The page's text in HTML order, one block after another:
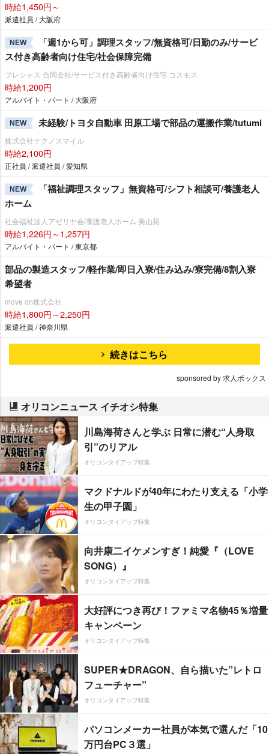
時給1,450円～
派遣社員 / 大阪府
NEW
「週1から可」調理スタッフ/無資格可/日勤のみ/サービ
ス付き高齢者向け住宅/社会保障完備
プレシャス 合同会社/サービス付き高齢者向け住宅 コスモス
時給1,200円
アルバイト・パート / 大阪府
NEW 未経験/トヨタ自動車 田原工場で部品の運搬作業/tutumi
株式会社テクノスマイル
時給2,100円
正社員 / 派遣社員 / 愛知県
NEW
「福祉調理スタッフ」無資格可/シフト相談可/養護老人
ホーム
社会福祉法人アゼリヤ会/養護老人ホーム 美山苑
時給1,226円～1,257円
アルバイト・パート / 東京都
部品の製造スタッフ/軽作業/即日入寮/住み込み/寮完備/8割入寮
希望者
move on株式会社
時給1,800円～2,250円
派遣社員 / 神奈川県
続きはこちら
sponsored by 求人ボックス
オリコンニュース イチオシ特集
川島海荷さんと学ぶ 日常に潜む“人身取
引”のリアル
オリコンタイアップ特集
マクドナルドが40年にわたり支える「小学
生の甲子園」
オリコンタイアップ特集
向井康二イケメンすぎ！純愛『（LOVE
SONG）』
オリコンタイアップ特集
大好評につき再び！ファミマ名物45％増量
キャンペーン
オリコンタイアップ特集
SUPER★DRAGON、自ら描いた”レトロ
フューチャー”
オリコンタイアップ特集
パソコンメーカー社員が本気で選んだ「10
万円台PC３選」